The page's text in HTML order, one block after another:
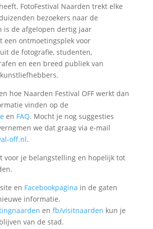
heeft. FotoFestival Naarden trekt elke
bezoekers naar de
is de afgelopen dertig jaar
een ontmoetingsplek voor
de fotografie, studenten,
en een breed publiek van
hoe Naarden Festival OFF werkt dan
vinden op de
en FAQ. Mocht je nog suggesties
we dat graag via e-mail
off.nl.
voor je belangstelling en hopelijk tot
en Facebookpagina in de gaten
informatie.
en fb/visitnaarden kun je
van de stad.